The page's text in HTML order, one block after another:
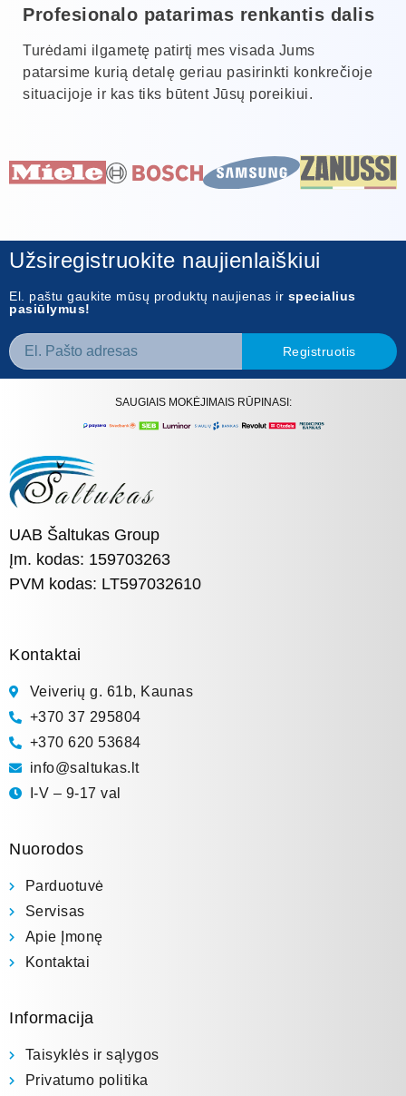
Profesionalo patarimas renkantis dalis
Turėdami ilgametę patirtį mes visada Jums
patarsime kurią detalę geriau pasirinkti konkrečioje
situacijoje ir kas tiks būtent Jūsų poreikiui.
Užsiregistruokite naujienlaiškiui
El. paštu gaukite mūsų produktų naujienas ir specialius
pasiūlymus!
Registruotis
SAUGIAIS MOKĖJIMAIS RŪPINASI:
UAB Šaltukas Group
Įm. kodas: 159703263
PVM kodas: LT597032610
Kontaktai
Veiverių g. 61b, Kaunas
+370 37 295804
+370 620 53684
info@saltukas.lt
I-V – 9-17 val
Nuorodos
Parduotuvė
Servisas
Apie Įmonę
Kontaktai
Informacija
Taisyklės ir sąlygos
Privatumo politika